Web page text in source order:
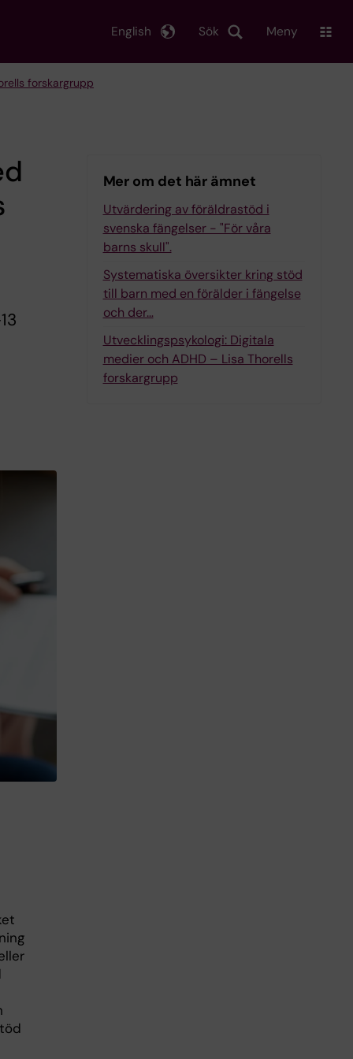
Sök
English Meny
forskargrupp
Mer om det här ämnet
Utvärdering av föräldrastöd i
svenska fängelser - "För våra
barns skull".
Systematiska översikter kring stöd
till barn med en förälder i fängelse
och der…
Utvecklingspsykologi: Digitala
medier och ADHD – Lisa Thorells
forskargrupp